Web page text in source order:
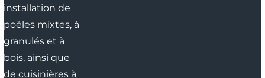
installation de
poêles mixtes, à
granulés et à
bois, ainsi que
de cuisinières à